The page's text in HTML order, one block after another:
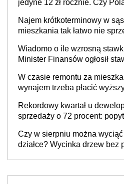
jedyne 12 zł rocznie. Czy
Najem krótkoterminowy w
mieszkania tak łatwo nie
Wiadomo o ile wzrosną
Minister Finansów ogłosił
W czasie remontu za
wynajem trzeba płacić
Rekordowy kwartał u
sprzedaży o 72 procent:
Czy w sierpniu można
działce? Wycinka drzew bez